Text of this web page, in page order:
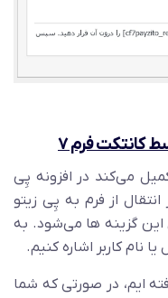
کانتکت فرم ۷
می‌کند در افزونه پِی
از فرم به پِی زیتو
این گزینه ها می‌شود. به
نام کاربر اشاره کنیم.
ایم، در صورتی که شما